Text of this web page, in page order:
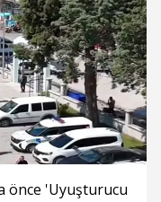
önce 'Uyuşturucu